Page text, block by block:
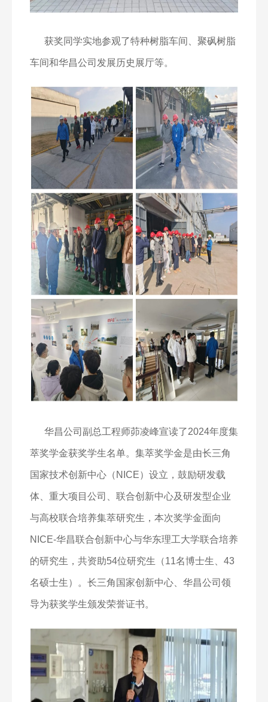
获奖同学实地参观了特种树脂车间、聚砜树脂
车间和华昌公司发展历史展厅等。
华昌公司副总工程师茆凌峰宣读了2024年度集
萃奖学金获奖学生名单。集萃奖学金是由长三角
国家技术创新中心（ NICE）设立，鼓励研发载
体、重大项目公司、联合创新中心及研发型企业
与高校联合培养集萃研究生，本次奖学金面向
NICE-华昌联合创新中心与华东理工大学联合培养
的研究生，共资助54位研究生（11名博士生、 43
名硕士生）。长三角国家创新中心、华昌公司领
导为获奖学生颁发荣誉证书。